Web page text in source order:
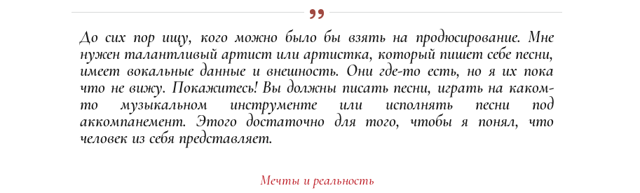
До сих пор ищу, кого можно было бы взять на продюсирование. Мне
нужен талантливый артист или артистка, который пишет себе песни,
имеет вокальные данные и внешность. Они где-то есть, но я их пока
что не вижу. Покажитесь! Вы должны писать песни, играть на каком-
то музыкальном инструменте или исполнять песни под
аккомпанемент. Этого достаточно для того, чтобы я понял, что
человек из себя представляет.
Мечты и реальность